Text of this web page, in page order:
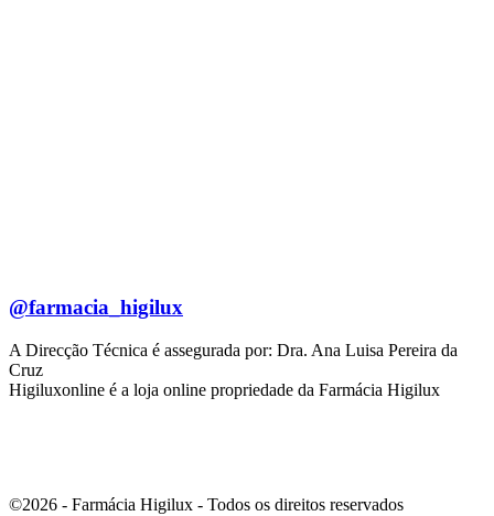
@farmacia_higilux
A Direcção Técnica é assegurada por: Dra. Ana Luisa Pereira da
Cruz
Higiluxonline é a loja online propriedade da Farmácia Higilux
©2026 - Farmácia Higilux - Todos os direitos reservados